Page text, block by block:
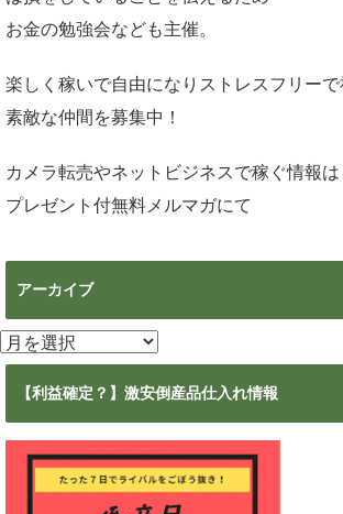
お金の勉強会なども主催。
楽しく稼いで自由になりストレスフリー
素敵な仲間を募集中！
カメラ転売やネットビジネスで稼ぐ情報は
プレゼント付無料メルマガにて
アーカイブ
ア
ー
【利益確定？】激安倒産品仕入れ情報